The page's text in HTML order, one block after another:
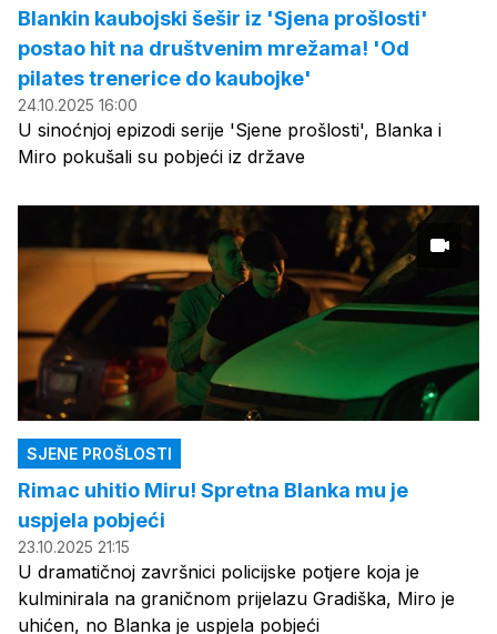
Blankin kaubojski šešir iz 'Sjena prošlosti'
postao hit na društvenim mrežama! 'Od
pilates trenerice do kaubojke'
24.10.2025 16:00
U sinoćnjoj epizodi serije 'Sjene prošlosti', Blanka i
Miro pokušali su pobjeći iz države
SJENE PROŠLOSTI
Rimac uhitio Miru! Spretna Blanka mu je
uspjela pobjeći
23.10.2025 21:15
U dramatičnoj završnici policijske potjere koja je
kulminirala na graničnom prijelazu Gradiška, Miro je
uhićen, no Blanka je uspjela pobjeći